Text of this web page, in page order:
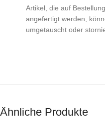
Artikel, die auf
angefertigt werden,
umgetauscht oder
Ähnliche Produkte